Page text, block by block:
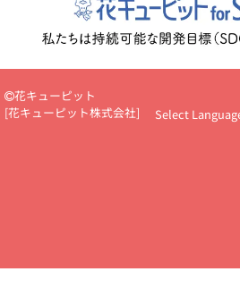
花キューピットのお祝いコラ
彩心理学」で選ぶ方法
結婚祝いの予
ール
新築引っ越し祝いコラム お
場上司や先輩へ贈るお祝い花の正解は？
あり)
花キューピット×専門家
花キューピット
[花キューピット株式会社] Select